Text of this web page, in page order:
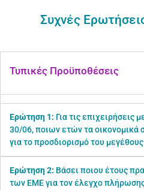
Συχνές
Τυπικές Προϋποθέσεις
Ερώτηση 1: Για τις επιχειρήσεις
30/06, ποιων ετών τα οικονομικά
για το προσδιορισμό του
Ερώτηση 2: Βάσει ποιου έτους
των ΕΜΕ για τον έλεγχο